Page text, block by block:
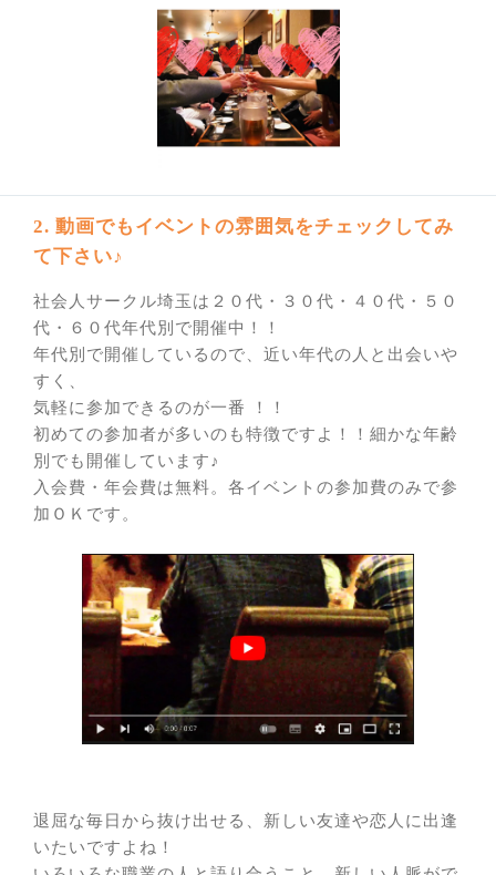
2. 動画でもイベントの雰囲気をチェックしてみ
て下さい♪
社会人サークル埼玉は２０代・３０代・４０代・５０
代・６０代年代別で開催中！！
年代別で開催しているので、近い年代の人と出会いや
すく、
気軽に参加できるのが一番 ！！
初めての参加者が多いのも特徴ですよ！！細かな年齢
別でも開催しています♪
入会費・年会費は無料。各イベントの参加費のみで参
加ＯＫです。
退屈な毎日から抜け出せる、新しい友達や恋人に出逢
いたいですよね！